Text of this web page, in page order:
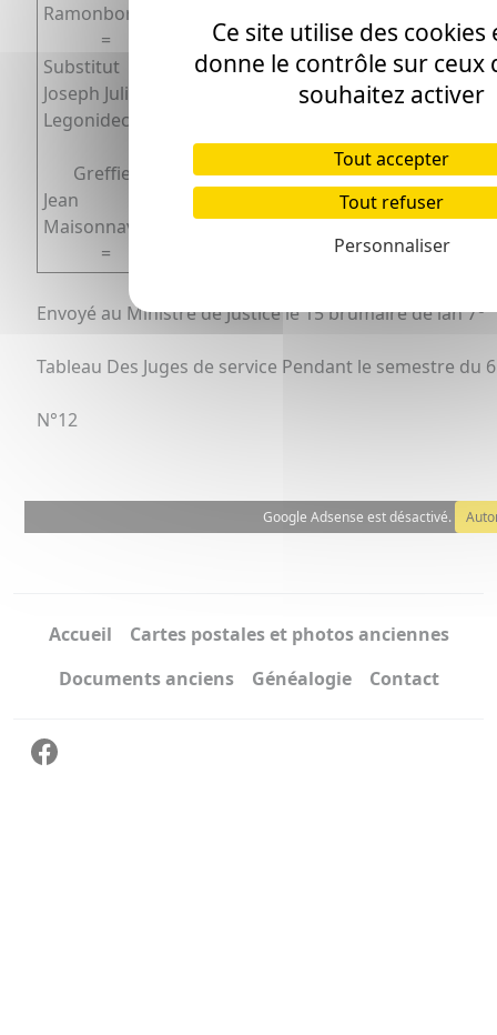
Ramonbordes,
=
Substitut
Joseph Julien
Legonidec.
Greffier
Jean
Maisonnave.
=
Envoyé au Ministre de Justice le 15 brumaire de lan 7e
Tableau Des Juges de service Pendant le semestre du
N°12
Google Adsense est désactivé.
Accueil
Cartes postales et photos anciennes
Documents anciens
Généalogie Contact
Ce site utilise des cookies
donne le contrôle sur ceux
souhaitez activer
Tout accepter
Tout refuser
Personnaliser